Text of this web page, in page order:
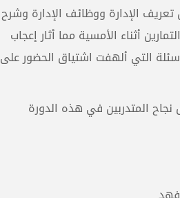
الإدارة ووظائف الإدارة وشرح
أثناء الأمسية مما أثار إعجاب
التي ألهفت اشتياق الحضور على
المتدربين في هذه الدورة